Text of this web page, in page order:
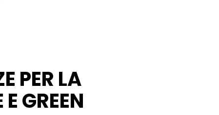
PER LA
GREEN